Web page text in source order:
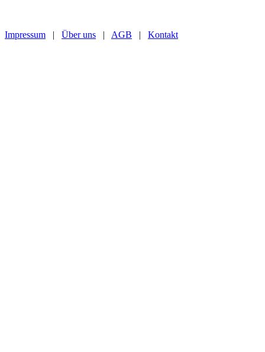
Impressum | Über uns | AGB | Kontakt